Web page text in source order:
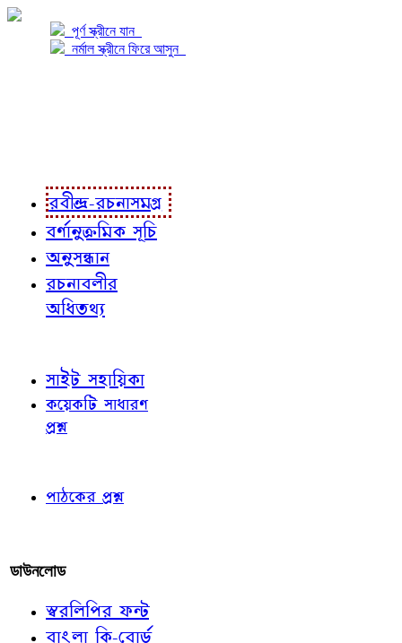
পূর্ণ স্ক্রীনে যান
নর্মাল স্ক্রীনে ফিরে আসুন
রবীন্দ্র-রচনাসমগ্র
বর্ণানুক্রমিক সূচি
অনুসন্ধান
রচনাবলীর
অধিতথ্য
সাইট সহায়িকা
কয়েকটি সাধারণ
প্রশ্ন
পাঠকের প্রশ্ন
ডাউনলোড
স্বরলিপির ফন্ট
বাংলা কি-বোর্ড